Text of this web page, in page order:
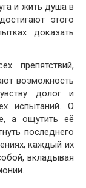
и жить душа в
этого
доказать
препятствий,
возможность
долог и
испытаний. О
а ощутить её
последнего
каждый их
вкладывая